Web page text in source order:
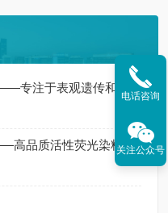
安诺伦代理品牌Active Motif——专注于表观遗传和基因调控领域
安诺伦代理品牌Lumiprobe——高品质活性荧光染料供应商
电话咨询
关注公众号